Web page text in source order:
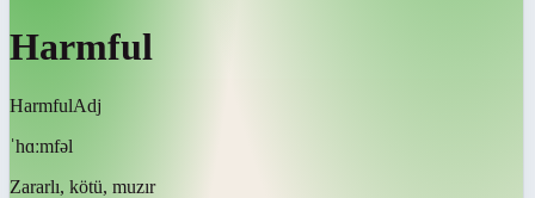
Harmful
HarmfulAdj
ˈhɑːmfəl
Zararlı, kötü, muzır